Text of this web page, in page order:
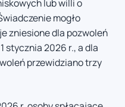
lub willi o
mogło
zniesione dla pozwoleń
stycznia 2026 r., a dla
przewidziano trzy